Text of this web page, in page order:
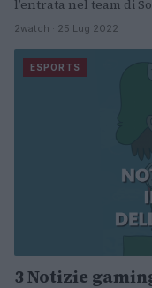
l’entrata nel team di
2watch · 25 Lug 2022
ESPORTS
3 Notizie